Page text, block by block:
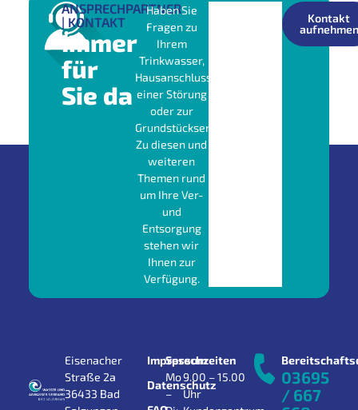
ANSPRECHPARTNER
| KONTAKT
Immer
für
Sie da
Haben Sie
Fragen zu
Ihrem
Trinkwasser,
Hausanschluss,
einer Störung
oder zur
Grundstücksentwässerung?
Zu diesen und
weiteren
Themen rund
um Ihre Ver-
und
Entsorgung
stehen wir
Ihnen zur
Verfügung.
Kontakt
aufnehmen
Eisenacher
Straße 2a
36433 Bad
Impressum
Datenschutz
Sprechzeiten
Mo
–
9.00 – 15.00
Uhr
03695
/ 667